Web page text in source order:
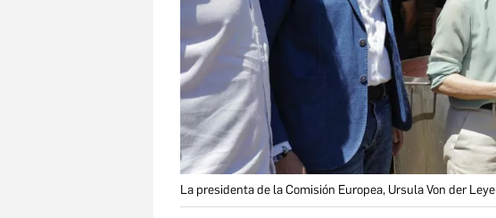
La presidenta de la Comisión Europea, Ursula Von der